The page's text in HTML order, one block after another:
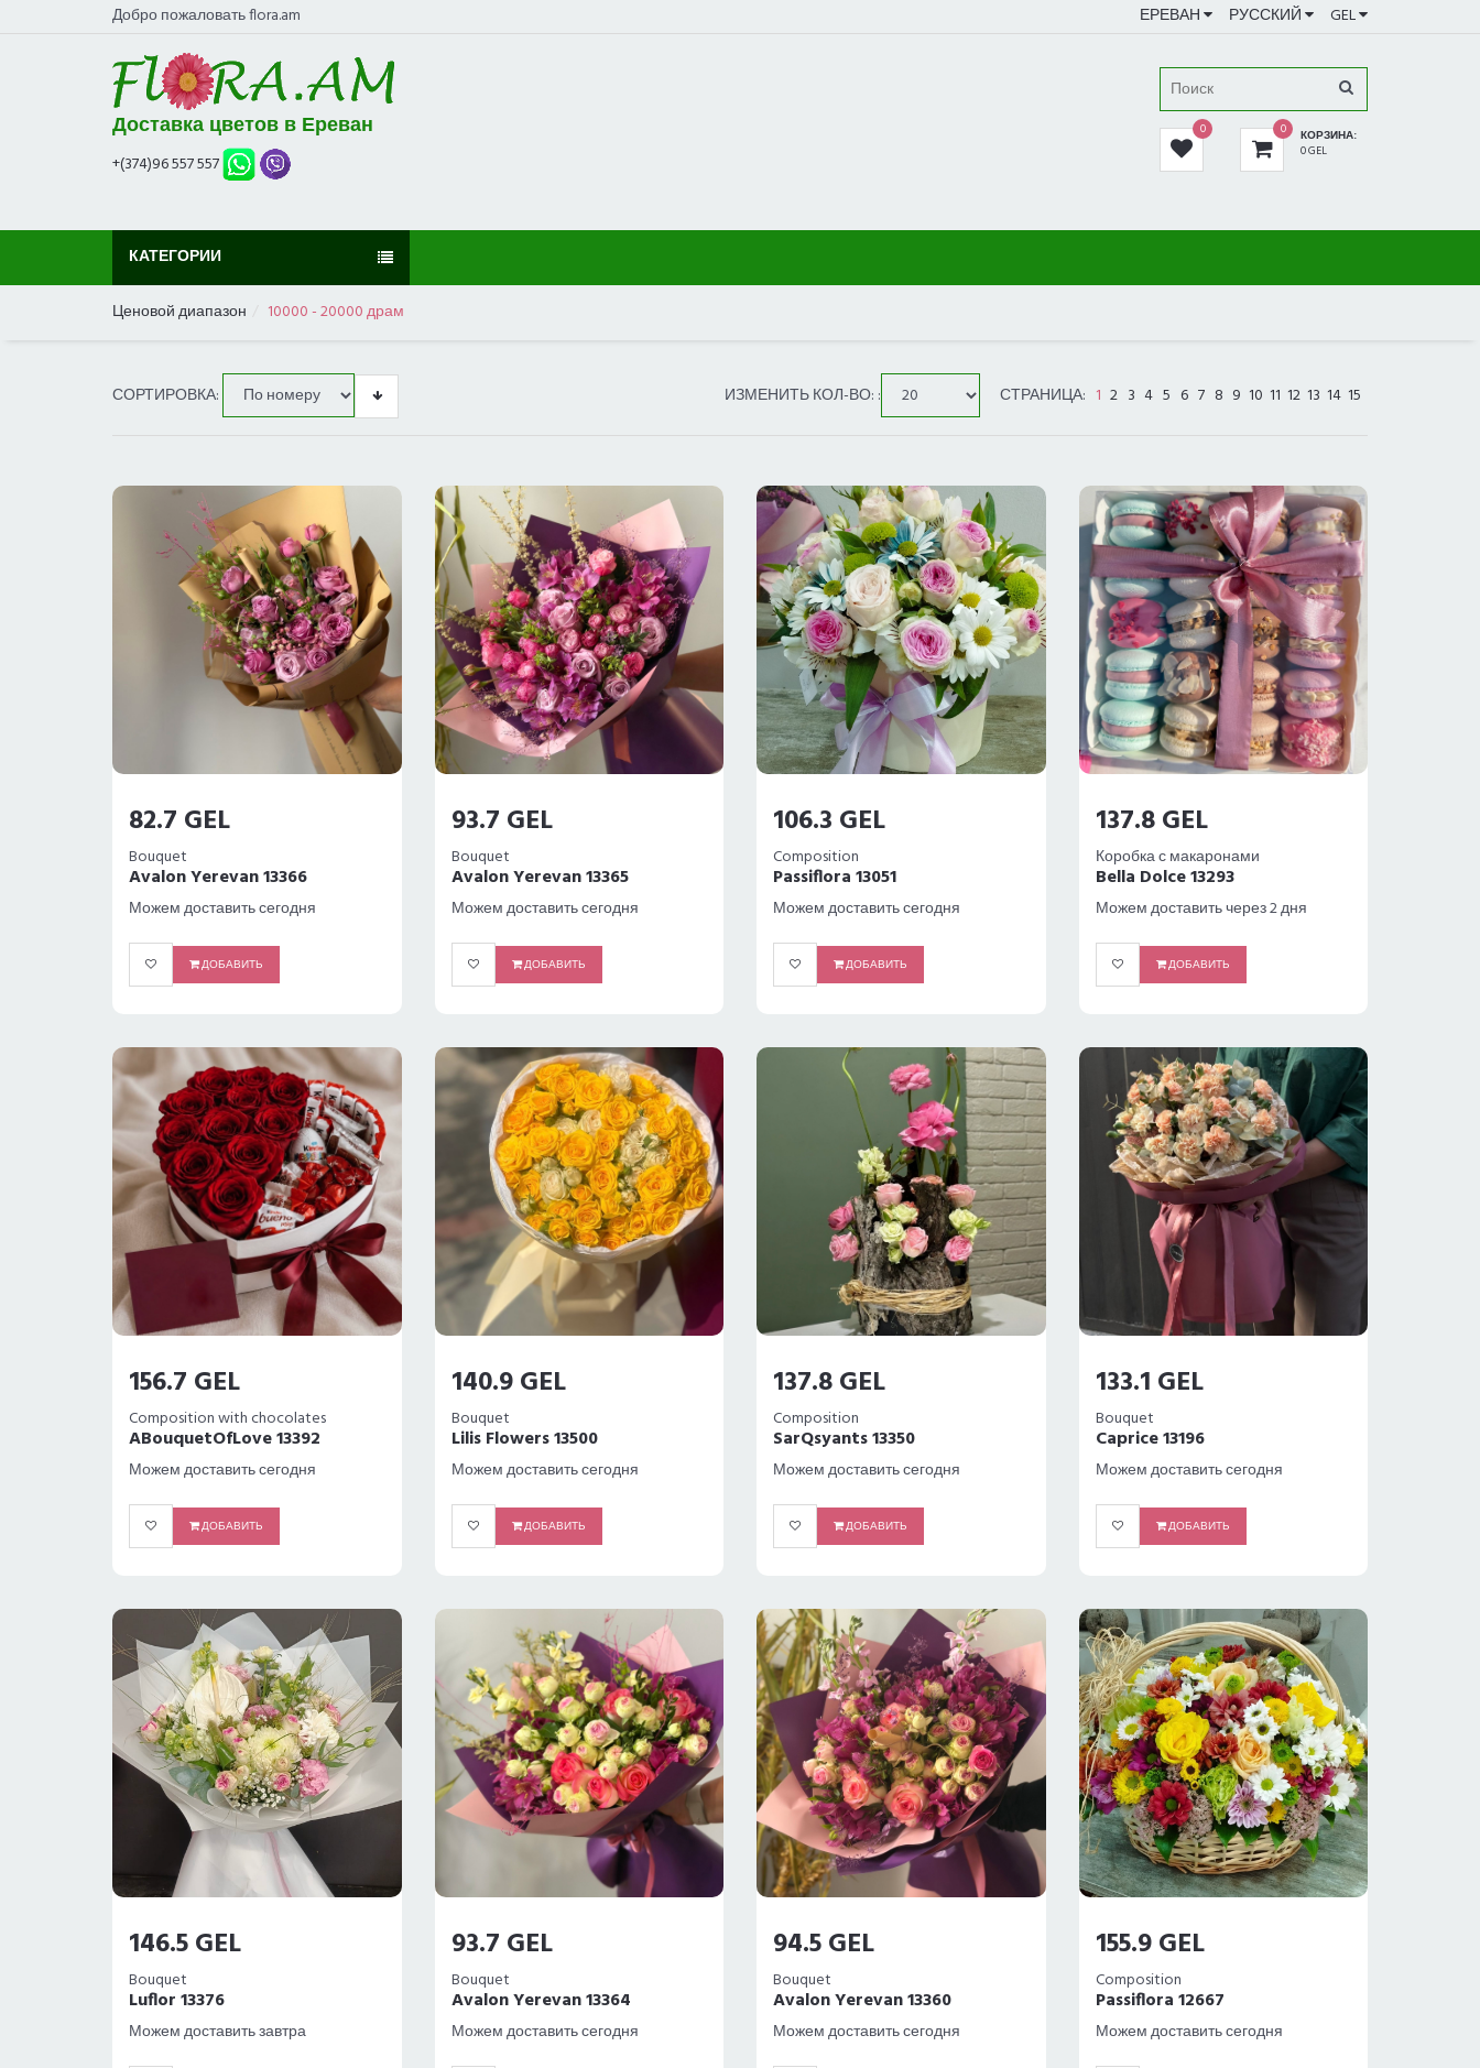
Добро пожаловать flora.am ЕРЕВАН РУССКИЙ GEL
Доставка цветов в Ереван
+(374)96 557 557
0 0
КОРЗИНА:
0 GEL
КАТЕГОРИИ
Ценовой диапазон 10000 - 20000 драм
СОРТИРОВКА: ИЗМЕНИТЬ КОЛ-ВО: : СТРАНИЦА: 1 2 3 4 5 6 7 8 9 10 11 12 13 14 15
82.7 GEL
Bouquet
Avalon Yerevan 13366
Можем доставить сегодня
ДОБАВИТЬ
93.7 GEL
Bouquet
Avalon Yerevan 13365
Можем доставить сегодня
ДОБАВИТЬ
106.3 GEL
Composition
Passiflora 13051
Можем доставить сегодня
ДОБАВИТЬ
137.8 GEL
Коробка с макаронами
Bella Dolce 13293
Можем доставить через 2 дня
ДОБАВИТЬ
156.7 GEL
Composition with chocolates
ABouquetOfLove 13392
Можем доставить сегодня
ДОБАВИТЬ
140.9 GEL
Bouquet
Lilis Flowers 13500
Можем доставить сегодня
ДОБАВИТЬ
137.8 GEL
Composition
SarQsyants 13350
Можем доставить сегодня
ДОБАВИТЬ
133.1 GEL
Bouquet
Caprice 13196
Можем доставить сегодня
ДОБАВИТЬ
146.5 GEL
Bouquet
Luflor 13376
Можем доставить завтра
93.7 GEL
Bouquet
Avalon Yerevan 13364
Можем доставить сегодня
94.5 GEL
Bouquet
Avalon Yerevan 13360
Можем доставить сегодня
155.9 GEL
Composition
Passiflora 12667
Можем доставить сегодня